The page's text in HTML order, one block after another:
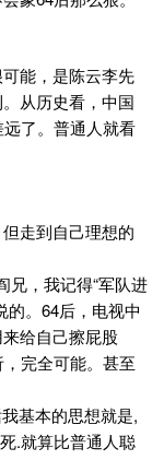
能，是陈云李先
从历史看，中国
了。普通人就看
走到自己理想的
兄，我记得“军队进
的。64后，电视中
给自己擦屁股
完全可能。甚至
基本的思想就是,
.就算比普通人聪